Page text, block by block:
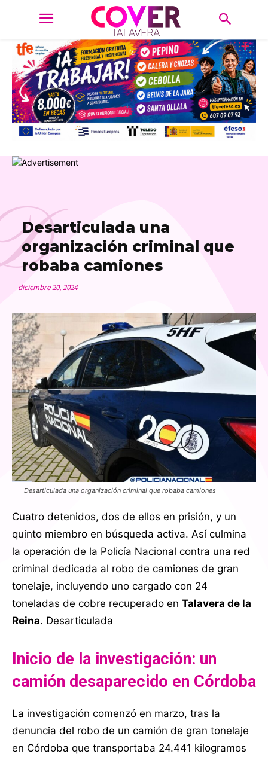
Desarticulada una
organización criminal que
robaba camiones
diciembre 20, 2024
Desarticulada una organización criminal que robaba camiones
Cuatro detenidos, dos de ellos en prisión, y un
quinto miembro en búsqueda activa. Así culmina
la operación de la Policía Nacional contra una red
criminal dedicada al robo de camiones de gran
tonelaje, incluyendo uno cargado con 24
toneladas de cobre recuperado en Talavera de la
Reina. Desarticulada
Inicio de la investigación: un
camión desaparecido en Córdoba
La investigación comenzó en marzo, tras la
denuncia del robo de un camión de gran tonelaje
en Córdoba que transportaba 24.441 kilogramos